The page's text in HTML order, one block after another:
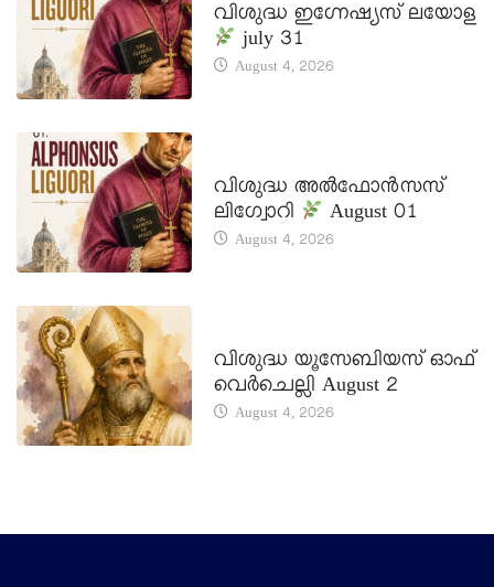
വിശുദ്ധ ഇഗ്നേഷ്യസ് ലയോള
july 31
August 4, 2026
വിശുദ്ധ അൽഫോൻസസ്
ലിഗ്വോറി
August 01
August 4, 2026
വിശുദ്ധ യൂസേബിയസ് ഓഫ്
വെർചെല്ലി August 2
August 4, 2026